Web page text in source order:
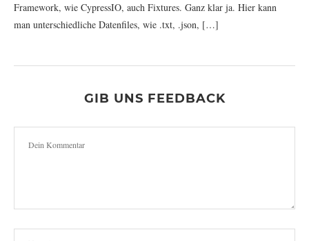
Framework, wie CypressIO, auch Fixtures. Ganz klar ja. Hier kann
man unterschiedliche Datenfiles, wie .txt, .json, […]
GIB UNS FEEDBACK